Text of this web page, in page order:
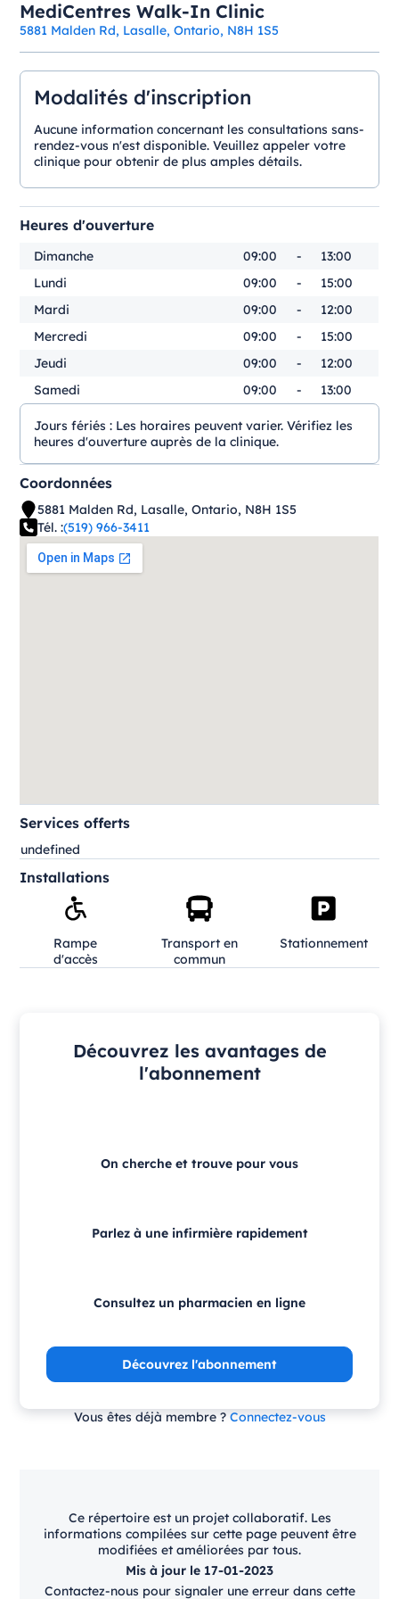
MediCentres Walk-In Clinic
5881 Malden Rd, Lasalle, Ontario, N8H 1S5
Modalités d'inscription
Aucune information concernant les consultations sans-
rendez-vous n'est disponible. Veuillez appeler votre
clinique pour obtenir de plus amples détails.
Heures d'ouverture
Dimanche 09:00 -
13:00
Lundi
09:00 -
15:00
Mardi
09:00 -
12:00
Mercredi
09:00 -
15:00
Jeudi
09:00 -
12:00
Samedi
09:00 - 13:00
Jours fériés : Les horaires peuvent varier. Vérifiez les
heures d'ouverture auprès de la clinique.
Coordonnées
5881 Malden Rd, Lasalle, Ontario, N8H 1S5
Tél. :(519) 966-3411
Services offerts
undefined
Installations
Rampe
d'accès
Transport en
commun
Stationnement
Découvrez les avantages de
l'abonnement
On cherche et trouve pour vous
Parlez à une infirmière rapidement
Consultez un pharmacien en ligne
Découvrez l'abonnement
Vous êtes déjà membre ? Connectez-vous
Ce répertoire est un projet collaboratif. Les
informations compilées sur cette page peuvent être
modifiées et améliorées par tous.
Mis à jour le 17-01-2023
Contactez-nous pour signaler une erreur dans cette